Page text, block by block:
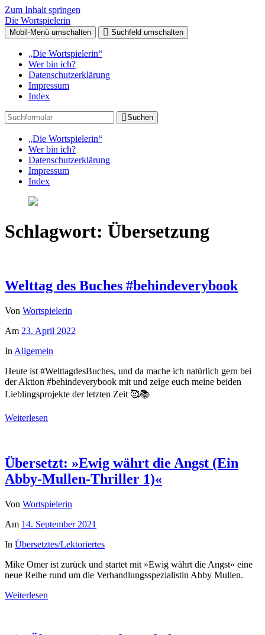
Zum Inhalt springen
Die Wortspielerin
Mobil-Menü umschalten Suchfeld umschalten
„Die Wortspielerin“
Wer bin ich?
Datenschutzerklärung
Impressum
Index
Suchen
„Die Wortspielerin“
Wer bin ich?
Datenschutzerklärung
Impressum
Index
Schlagwort: Übersetzung
Welttag des Buches #behindeverybook
Von Wortspielerin
Am 23. April 2022
In Allgemein
Heute ist #WelttagdesBuches, und da mache ich natürlich gern bei
der Aktion #behindeverybook mit und zeige euch meine beiden
Lieblingsprojekte der letzten Zeit 🥰📚
Weiterlesen
Übersetzt: »Ewig währt die Angst (Ein
Abby-Mullen-Thriller 1)«
Von Wortspielerin
Am 14. September 2021
In Übersetztes/Lektoriertes
Mike Omer ist zurück und startet mit »Ewig währt die Angst« eine
neue Reihe rund um die Verhandlungsspezialistin Abby Mullen.
Weiterlesen